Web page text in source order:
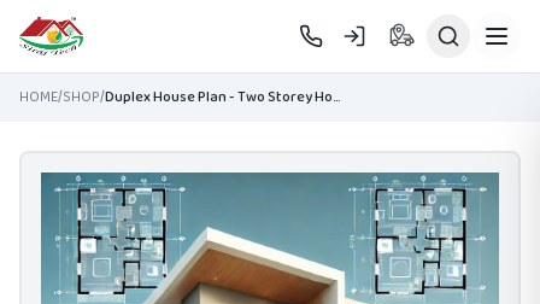
Skip to main content
HOME/SHOP/ Duplex House Plan - Two Storey House Design | দোতলা বাড়ি